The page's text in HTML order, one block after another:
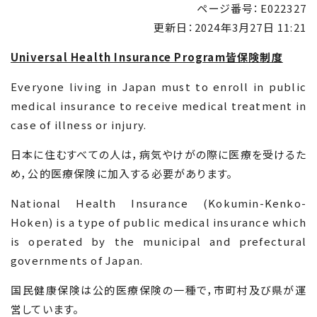
ページ番号：E022327
更新日： 2024年3月27日 11:21
Universal Health Insurance Program皆保険制度
Everyone living in Japan must to enroll in public
medical insurance to receive medical treatment in
case of illness or injury.
日本に住むすべての人は，病気やけがの際に医療を受けるた
め，公的医療保険に加入する必要があります。
National Health Insurance (Kokumin-Kenko-
Hoken) is a type of public medical insurance which
is operated by the municipal and prefectural
governments of Japan.
国民健康保険は公的医療保険の一種で，市町村及び県が運
営しています。